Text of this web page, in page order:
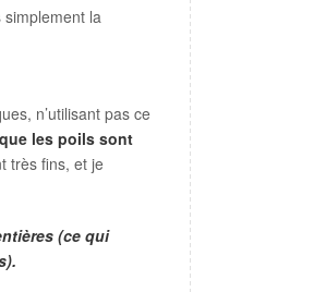
la
n’utilisant pas ce
les poils sont
très fins, et je
(ce qui